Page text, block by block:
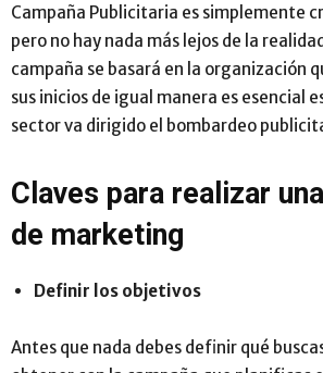
Campaña Publicitaria es simplemente
pero no hay nada más lejos de la
campaña se basará en la organización
sus inicios de igual manera es esencial
sector va dirigido el bombardeo
Claves para realizar
de marketing
Definir los objetivos
Antes que nada debes definir qué